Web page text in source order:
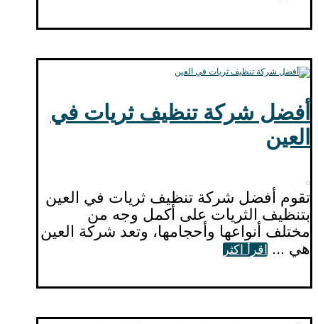
أفضل شركة تنظيف ثريات في
العين
تقوم أفضل شركة تنظيف ثريات في العين
بتنظيف الثريات على أكمل وجه من
مختلف أنواعها وأحجامها، وتعد شركة العين
هي ...
اقرأ اكثر